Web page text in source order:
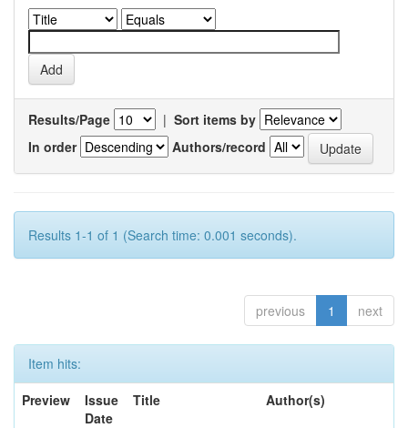
Results/Page | Sort items by
In order
Authors/record
Results 1-1 of 1 (Search time: 0.001 seconds).
previous 1 next
Item hits:
Preview
Issue
Date
Title Author(s)